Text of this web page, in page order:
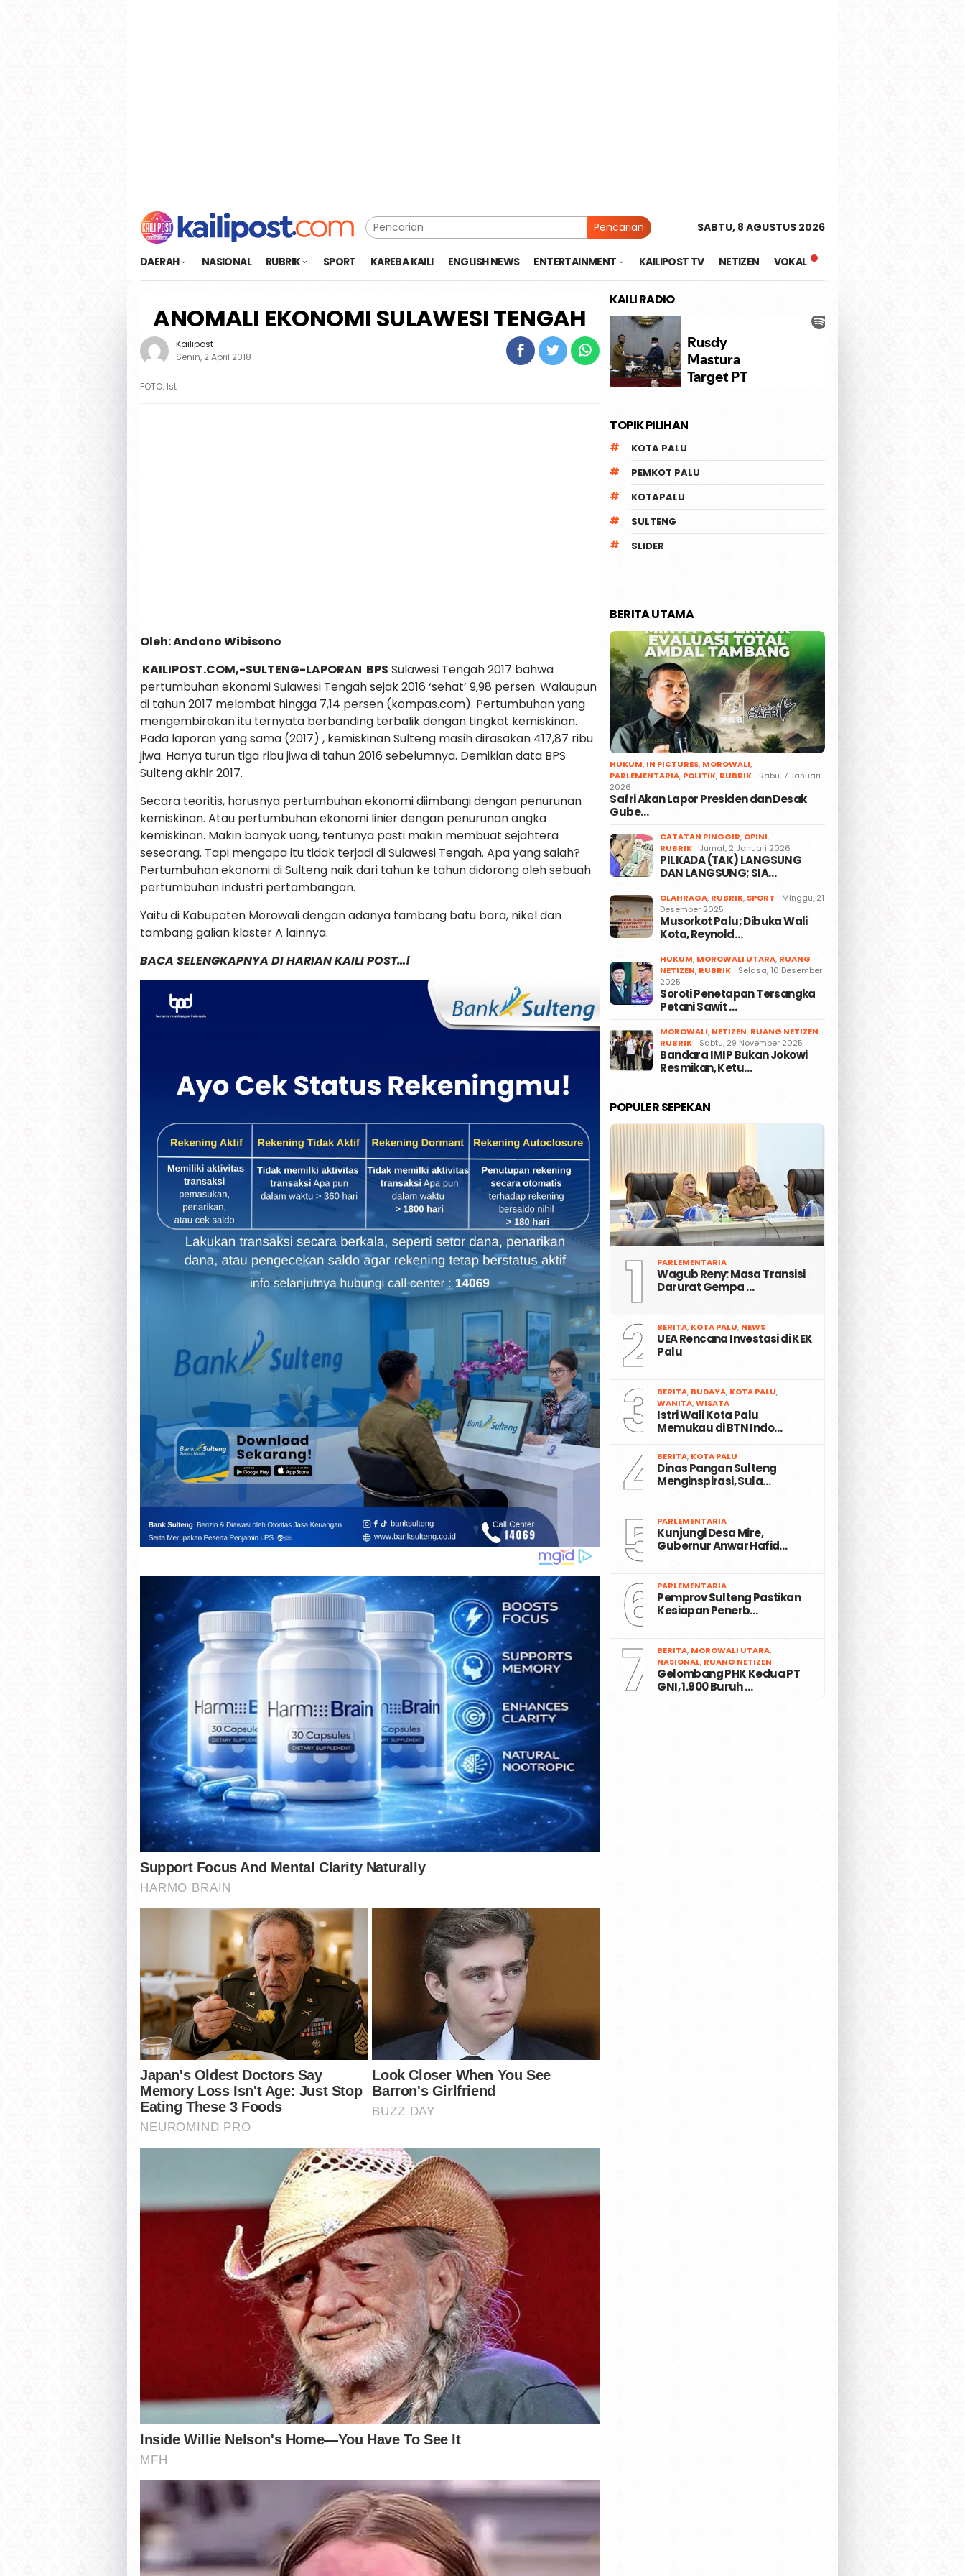
Pencarian SABTU, 8 AGUSTUS 2026
DAERAH NASIONAL RUBRIK SPORT KAREBA KAILI ENGLISH NEWS ENTERTAINMENT KAILIPOST TV NETIZEN VOKAL
ANOMALI EKONOMI SULAWESI TENGAH
Kailipost
Senin, 2 April 2018
FOTO: Ist
Oleh: Andono Wibisono
KAILIPOST.COM,-SULTENG-LAPORAN BPS Sulawesi Tengah 2017 bahwa
pertumbuhan ekonomi Sulawesi Tengah sejak 2016 ‘sehat’ 9,98 persen. Walaupun
di tahun 2017 melambat hingga 7,14 persen (kompas.com). Pertumbuhan yang
mengembirakan itu ternyata berbanding terbalik dengan tingkat kemiskinan.
Pada laporan yang sama (2017) , kemiskinan Sulteng masih dirasakan 417,87 ribu
jiwa. Hanya turun tiga ribu jiwa di tahun 2016 sebelumnya. Demikian data BPS
Sulteng akhir 2017.
Secara teoritis, harusnya pertumbuhan ekonomi diimbangi dengan penurunan
kemiskinan. Atau pertumbuhan ekonomi linier dengan penurunan angka
kemiskinan. Makin banyak uang, tentunya pasti makin membuat sejahtera
seseorang. Tapi mengapa itu tidak terjadi di Sulawesi Tengah. Apa yang salah?
Pertumbuhan ekonomi di Sulteng naik dari tahun ke tahun didorong oleh sebuah
pertumbuhan industri pertambangan.
Yaitu di Kabupaten Morowali dengan adanya tambang batu bara, nikel dan
tambang galian klaster A lainnya.
BACA SELENGKAPNYA DI HARIAN KAILI POST…!
KAILI RADIO
TOPIK PILIHAN
KOTA PALU
PEMKOT PALU
KOTAPALU
SULTENG
SLIDER
BERITA UTAMA
HUKUM, IN PICTURES, MOROWALI,
PARLEMENTARIA, POLITIK, RUBRIK
Rabu, 7 Januari
2026
Safri Akan Lapor Presiden dan Desak
Gube…
CATATAN PINGGIR, OPINI,
RUBRIK
Jumat, 2 Januari 2026
PILKADA (TAK) LANGSUNG
DAN LANGSUNG; SIA…
OLAHRAGA, RUBRIK, SPORT
Minggu, 21
Desember 2025
Musorkot Palu; Dibuka Wali
Kota, Reynold…
HUKUM, MOROWALI UTARA, RUANG
NETIZEN, RUBRIK
Selasa, 16 Desember
2025
Soroti Penetapan Tersangka
Petani Sawit …
MOROWALI, NETIZEN, RUANG NETIZEN,
RUBRIK
Sabtu, 29 November 2025
Bandara IMIP Bukan Jokowi
Resmikan, Ketu…
POPULER SEPEKAN
1 PARLEMENTARIA
Wagub Reny: Masa Transisi
Darurat Gempa …
2 BERITA, KOTA PALU, NEWS
UEA Rencana Investasi di KEK
Palu
3 BERITA, BUDAYA, KOTA PALU,
WANITA,WISATA
Istri Wali Kota Palu
Memukau di BTN Indo…
4 BERITA, KOTA PALU
Dinas Pangan Sulteng
Menginspirasi, Sula…
5 PARLEMENTARIA
Kunjungi Desa Mire,
Gubernur Anwar Hafid…
6 PARLEMENTARIA
Pemprov Sulteng Pastikan
Kesiapan Penerb…
7 BERITA, MOROWALI UTARA,
NASIONAL, RUANG NETIZEN
Gelombang PHK Kedua PT
GNI, 1.900 Buruh …